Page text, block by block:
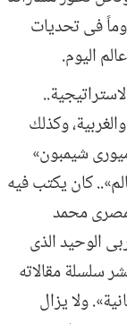
فى تحديات
اليوم.
وكذلك
شيمبون»
كان يكتب فيه
محمد
الوحيد الذى
سلسلة مقالاته
ولا يزال